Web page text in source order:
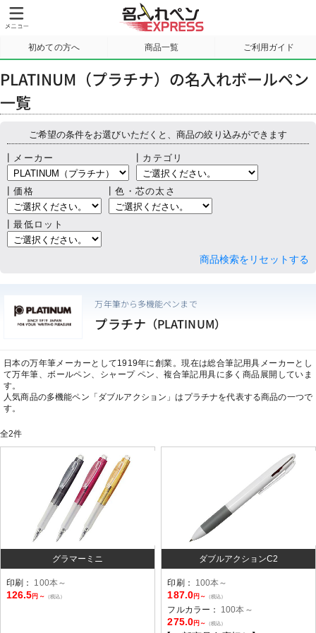
初めての方へ 商品一覧 ご利用ガイド
PLATINUM（プラチナ）の名入れボールペン
一覧
ご希望の条件をお選びいただくと、商品の絞り込みができます
┃メーカー ┃カテゴリ
┃価格 ┃色・芯の太さ
┃最低ロット
商品検索をリセットする
万年筆から多機能ペンまで
プラチナ （PLATINUM）
日本の万年筆メーカーとして1919年に創業。現在は総合筆記用具メーカーとし
て万年筆、ボールペン、シャープ ペン、複合筆記用具に多く商品展開していま
す。
人気商品の多機能ペン「ダブルアクション」はプラチナを代表する商品の一つで
す。
全2件
グラマーミニ
印刷： 100本～
126.5 円～ （税込）
ダブルアクションC2
印刷： 100本～
187.0円～ （税込）
フルカラー： 100本～
275.0円～ （税込）